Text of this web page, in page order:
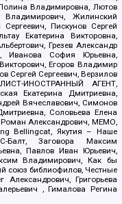
Владимировна, Лютов
Жилинский
Пискунов Сергей
Екатерина Викторовна,
Грезев Александр
Иванова София Юрьевна,
Егоров Владимир
Сергей Сергеевич, Верзилов
ИНОСТРАННЫЙ АГЕНТ,
Екатерина Дмитриевна,
Вячеславович, Симонов
Соловьева Елена
Александрович, МЕМО,
Bellingcat, Якутия – Наше
Заговора Максим
Павлов Иван Юрьевич,
Владимирович, Как бы
союз библиофилов, Честные
Григорьева
, Гималова Регина